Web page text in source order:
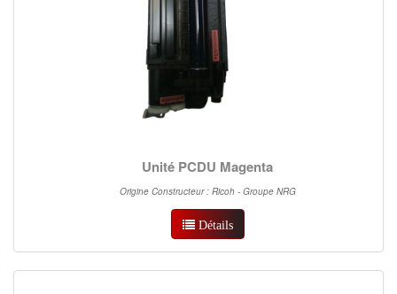
Unité PCDU Magenta
Origine Constructeur : Ricoh - Groupe NRG
Détails